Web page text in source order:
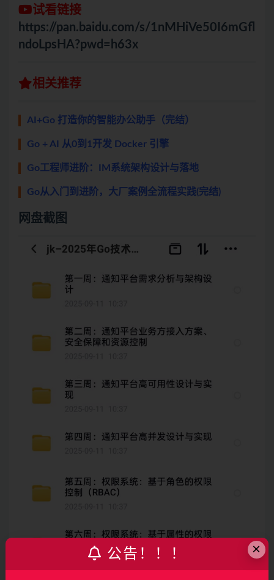
试看链接
https://pan.baidu.com/s/1nMHiVe50I6mGfl
ndoLpsHA?pwd=h63x
相关推荐
AI+Go 打造你的智能办公助手（完结）
Go + AI 从0到1开发 Docker 引擎
Go工程师进阶：IM系统架构设计与落地
Go从入门到进阶，大厂案例全流程实践(完结)
网盘截图
×
公告！！！